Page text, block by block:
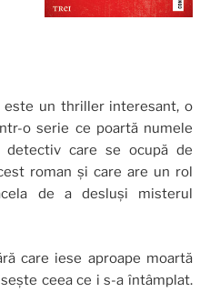
este un thriller interesant, o
o serie ce poartă numele
detectiv care se ocupă de
roman și care are un rol
de a desluși misterul
care iese aproape moartă
ceea ce i s-a întâmplat.